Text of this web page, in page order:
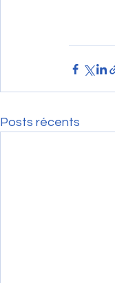
Posts récents